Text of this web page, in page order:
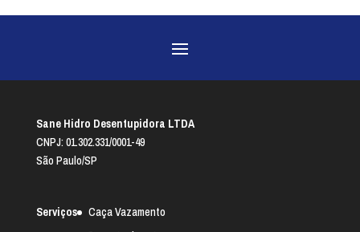
Sane Hidro Desentupidora LTDA
CNPJ: 01.302.331/0001-49
São Paulo/SP
Serviços
Caça Vazamento